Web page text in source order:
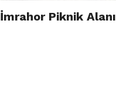
İmrahor Piknik Alanı